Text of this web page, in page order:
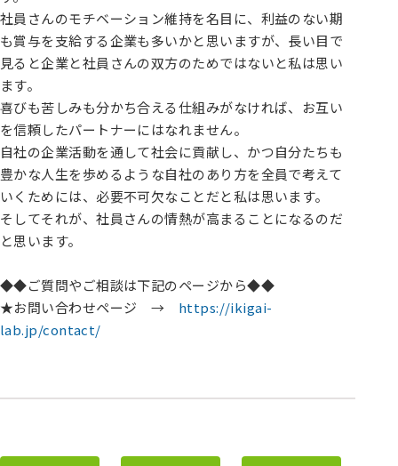
社員さんのモチベーション維持を名目に、利益のない期
も賞与を支給する企業も多いかと思いますが、長い目で
見ると企業と社員さんの双方のためではないと私は思い
ます。
喜びも苦しみも分かち合える仕組みがなければ、お互い
を信頼したパートナーにはなれません。
自社の企業活動を通して社会に貢献し、かつ自分たちも
豊かな人生を歩めるような自社のあり方を全員で考えて
いくためには、必要不可欠なことだと私は思います。
そしてそれが、社員さんの情熱が高まることになるのだ
と思います。
◆◆ご質問やご相談は下記のページから◆◆
★お問い合わせページ → https://ikigai-
lab.jp/contact/